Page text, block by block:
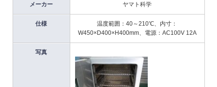
メーカー ヤマト科学
仕様
温度範囲：40～210℃、内寸：
W450×D400×H400mm、電源：AC100V 12A
写真